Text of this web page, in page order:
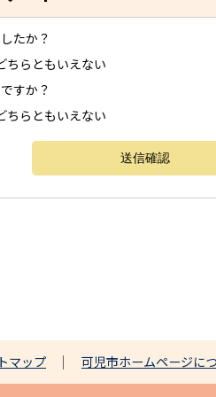
たか？
ちらともいえない
すか？
ちらともいえない
マップ 可児市ホームページに